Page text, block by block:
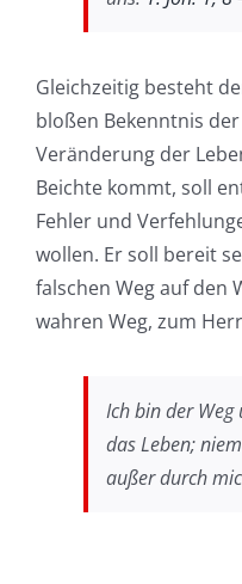
Gleichzeitig besteht
bloßen Bekenntnis
Veränderung der
Beichte kommt, soll
Fehler und
wollen. Er soll bereit
falschen Weg auf den
wahren Weg, zum
Ich bin der
das Leben;
außer durch